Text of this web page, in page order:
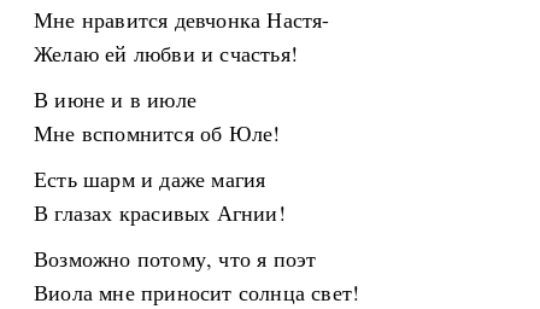
Мне нравится девчонка Настя-
Желаю ей любви и счастья!
В июне и в июле
Мне вспомнится об Юле!
Есть шарм и даже магия
В глазах красивых Агнии!
Возможно потому, что я поэт
Виола мне приносит солнца свет!